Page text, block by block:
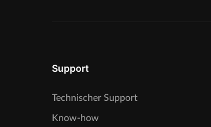
Support
Technischer Support
Know-how